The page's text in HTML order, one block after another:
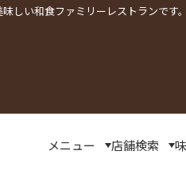
しい和食ファミリーレストランです。
メニュー 店舗検索